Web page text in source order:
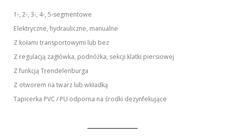
1-, 2-, 3-, 4-, 5-segmentowe
Elektryczne, hydrauliczne, manualne
Z kołami transportowymi lub bez
Z regulacją zagłówka, podnóżka, sekcji klatki piersiowej
Z funkcją Trendelenburga
Z otworem na twarz lub wkładką
Tapicerka PVC / PU odporna na środki dezynfekujące